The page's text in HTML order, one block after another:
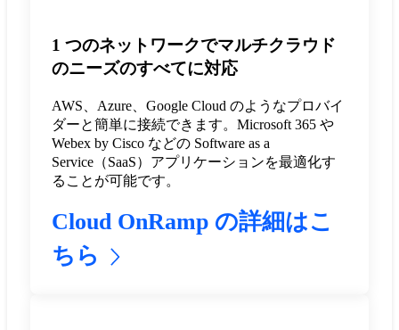
1 つのネットワークでマルチクラウド
のニーズのすべてに対応
AWS、Azure、Google Cloud のようなプロバイ
ダーと簡単に接続できます。Microsoft 365 や
Webex by Cisco などの Software as a
Service（SaaS）アプリケーションを最適化す
ることが可能です。
Cloud OnRamp の詳細はこ
ちら